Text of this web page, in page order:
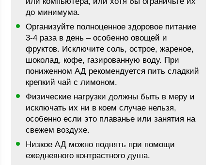
до минимума.
Организуйте полноценное здоровое питание
3-4 раза в день – особенно овощей и
фруктов. Исключите соль, острое, жареное,
шоколад, кофе, газированную воду. При
пониженном АД рекомендуется пить сладкий
крепкий чай с лимоном.
Физические нагрузки должны быть в меру и
исключать их ни в коем случае нельзя,
особенно если это плаванье или занятия на
свежем воздухе.
Низкое АД можно поднять при помощи
ежедневного контрастного душа.